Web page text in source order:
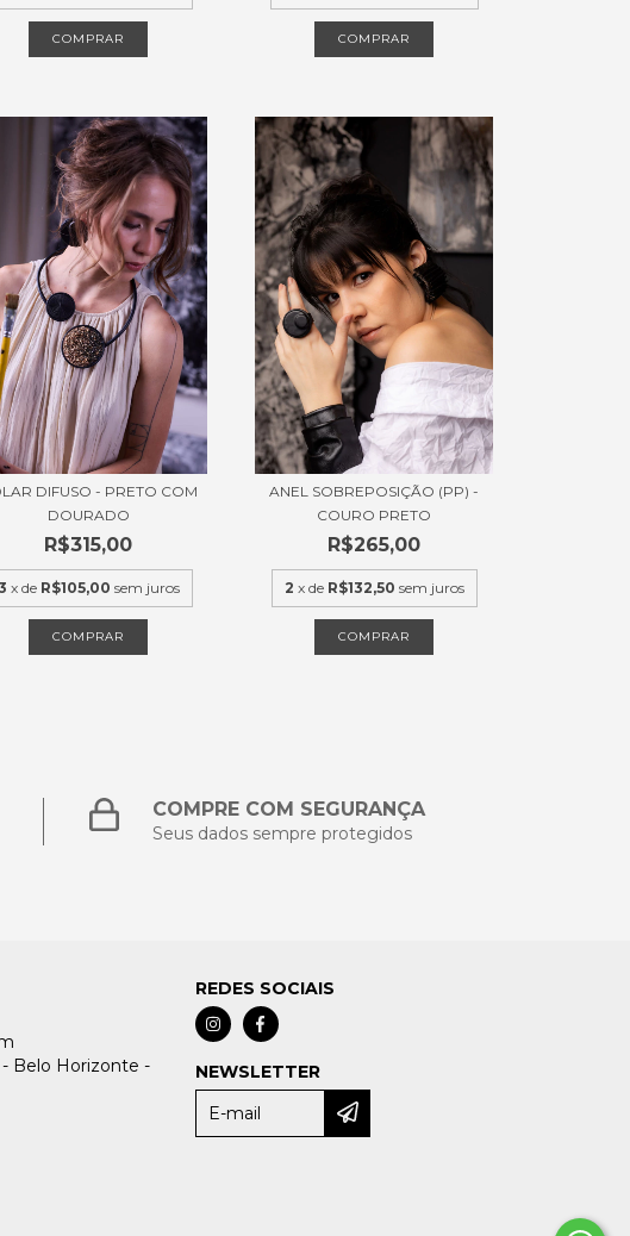
COMPRAR COMPRAR
DIFUSO - PRETO COM
DOURADO
R$315,00
x de R$105,00 sem juros
COMPRAR
ANEL SOBREPOSIÇÃO (PP) -
COURO PRETO
R$265,00
2 x de R$132,50 sem juros
COMPRAR
COMPRE COM SEGURANÇA
Seus dados sempre protegidos
- Belo Horizonte -
REDES SOCIAIS
NEWSLETTER